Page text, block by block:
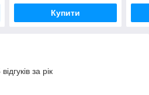
Купити
за рік